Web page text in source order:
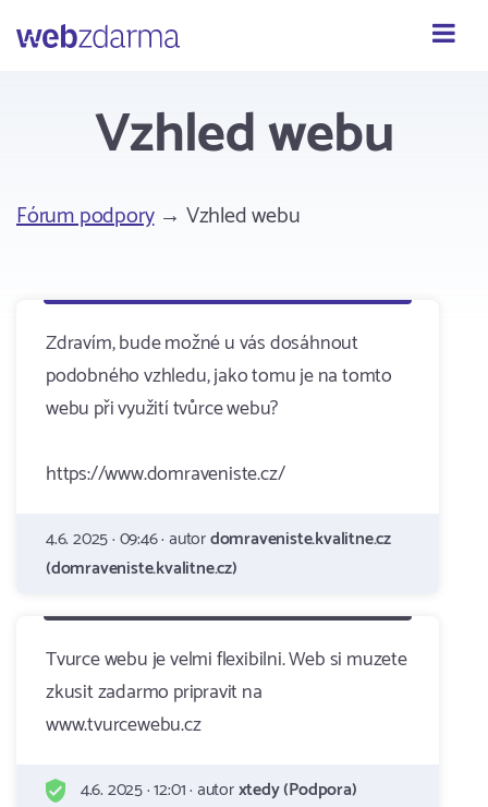
Webzdarma
Vzhled webu
Fórum podpory→ Vzhled webu
Zdravím, bude možné u vás dosáhnout
podobného vzhledu, jako tomu je na tomto
webu při využití tvůrce webu?
https://www.domraveniste.cz/
4.6. 2025 · 09:46 · autordomraveniste.kvalitne.cz
(domraveniste.kvalitne.cz)
Tvurce webu je velmi flexibilni. Web si muzete
zkusit zadarmo pripravit na
www.tvurcewebu.cz
4.6. 2025 · 12:01 · autorxtedy (Podpora)